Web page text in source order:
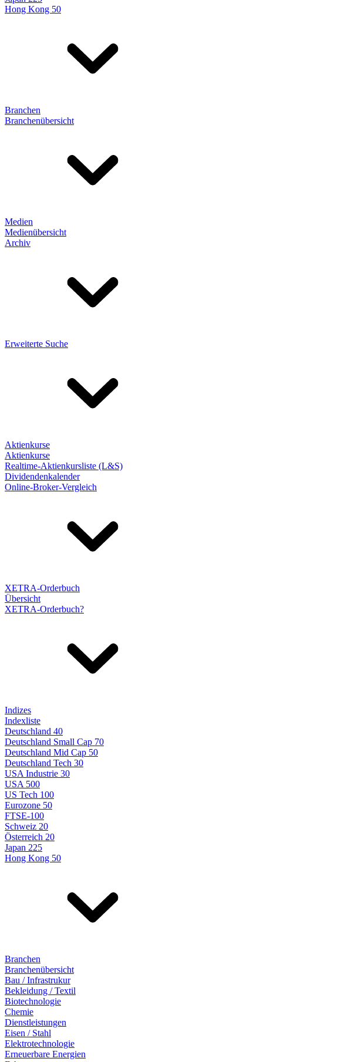
Hong Kong 50
Branchen
Branchenübersicht
Medien
Medienübersicht
Archiv
Erweiterte Suche
Aktienkurse
Aktienkurse
Realtime-Aktienkursliste (L&S)
Dividendenkalender
Online-Broker-Vergleich
XETRA-Orderbuch
Übersicht
XETRA-Orderbuch?
Indizes
Indexliste
Deutschland 40
Deutschland Small Cap 70
Deutschland Mid Cap 50
Deutschland Tech 30
USA Industrie 30
USA 500
US Tech 100
Eurozone 50
FTSE-100
Schweiz 20
Österreich 20
Japan 225
Hong Kong 50
Branchen
Branchenübersicht
Bau / Infrastrukur
Bekleidung / Textil
Biotechnologie
Chemie
Dienstleistungen
Eisen / Stahl
Elektrotechnologie
Erneuerbare Energien